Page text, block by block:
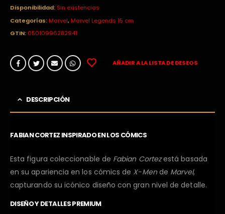
original
era:
29,99€.
actual
es:
Disponibilidad: Sin existencias
Categorías:Marvel,Marvel Legends 15 cm
GTIN: 05010996282941
AÑADIR A LA LISTA DE DESEOS
DESCRIPCIÓN
FABIAN CORTEZ INSPIRADO EN LOS CÓMICS
Esta figura coleccionable de Fabian Cortezestá basada
en su apariencia en los cómics de X-Mende Marvel,
capturando su icónico diseño con gran nivel de detalle.
DISEÑO Y DETALLES PREMIUM